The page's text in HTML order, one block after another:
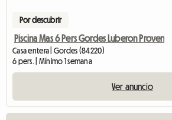
Por descubrir
Piscina Mas 6 Pers Gordes Luberon Proven
Casa entera | Gordes (84220)
6 pers. | Mínimo 1 semana
Ver anuncio